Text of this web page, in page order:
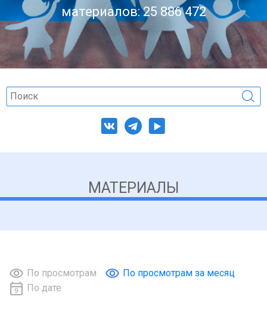
материалов: 25 886 472
МАТЕРИАЛЫ
По просмотрам
По просмотрам за месяц
По дате